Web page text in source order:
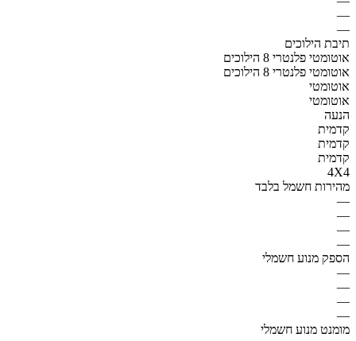
—
—
תיבת הילוכים
אוטומטי פלנטרי 8 הילוכים
אוטומטי פלנטרי 8 הילוכים
אוטומטי
אוטומטי
הנעה
קדמית
קדמית
קדמית
4X4
מהירות חשמל בלבד
—
—
—
—
הספק מנוע חשמלי
—
—
—
—
מומנט מנוע חשמלי